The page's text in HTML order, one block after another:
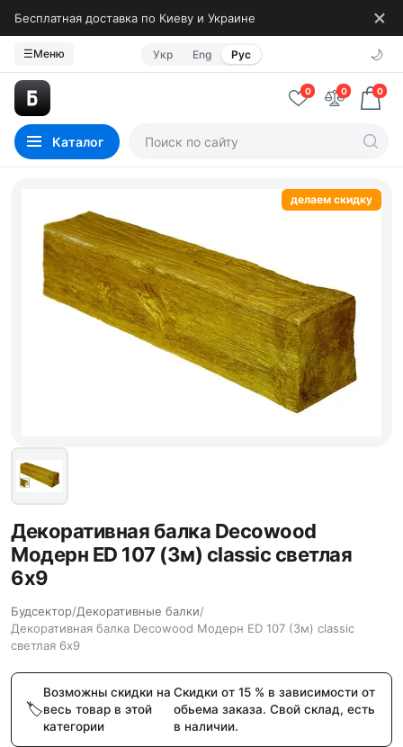
Бесплатная доставка по Киеву и Украине
☰Меню Укр Eng Рус 🌙
Каталог
0 0 0
делаем скидку
Декоративная балка Decowood
Модерн ED 107 (3м) classic светлая
6х9
Будсектор/Декоративные балки/
Декоративная балка Decowood Модерн ED 107 (3м) classic
светлая 6х9
Возможны скидки на
весь товар в этой
категории
Скидки от 15 % в зависимости от
обьема заказа. Свой склад, есть
в наличии.